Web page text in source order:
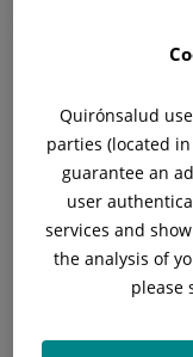
Unidad de
Corrección del
invasiva (PECA y
Cirugía
Quirónsalud
parties (located
guarantee an
user
services and
the analysis of
please